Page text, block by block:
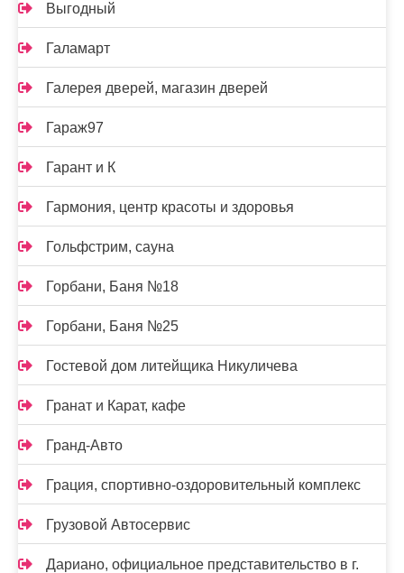
Выгодный
Галамарт
Галерея дверей, магазин дверей
Гараж97
Гарант и К
Гармония, центр красоты и здоровья
Гольфстрим, сауна
Горбани, Баня №18
Горбани, Баня №25
Гостевой дом литейщика Никуличева
Гранат и Карат, кафе
Гранд-Авто
Грация, спортивно-оздоровительный комплекс
Грузовой Автосервис
Дариано, официальное представительство в г.